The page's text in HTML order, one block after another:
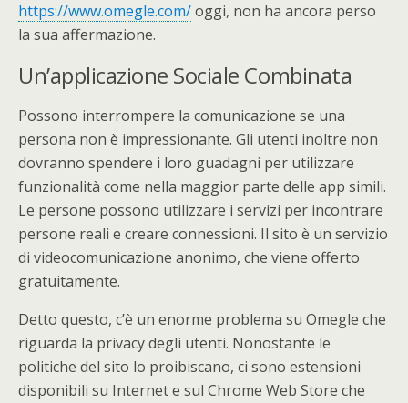
https://www.omegle.com/oggi, non ha ancora perso
la sua affermazione.
Un’applicazione Sociale Combinata
Possono interrompere la comunicazione se una
persona non è impressionante. Gli utenti inoltre non
dovranno spendere i loro guadagni per utilizzare
funzionalità come nella maggior parte delle app simili.
Le persone possono utilizzare i servizi per incontrare
persone reali e creare connessioni. Il sito è un servizio
di videocomunicazione anonimo, che viene offerto
gratuitamente.
Detto questo, c’è un enorme problema su Omegle che
riguarda la privacy degli utenti. Nonostante le
politiche del sito lo proibiscano, ci sono estensioni
disponibili su Internet e sul Chrome Web Store che